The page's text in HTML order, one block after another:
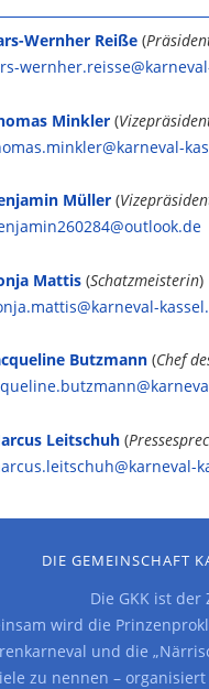
Wernher Reiße (
Minkler (
Müller (
Mattis (Schatzmeisterin)
Butzmann (Chef
Leitschuh (
DIE GEMEINSCHAFT
Die GKK ist
wird die
und die
zu nennen –